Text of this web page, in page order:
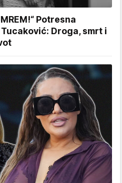
Potresna
Droga, smrt i